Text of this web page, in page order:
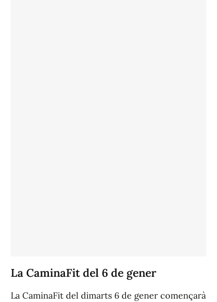
La CaminaFit del 6 de gener
La CaminaFit del dimarts 6 de gener començarà